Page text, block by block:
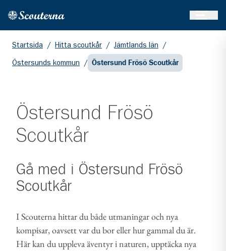
Hem
Startsida / Hitta scoutkår / Jämtlands län /
Östersunds kommun / Östersund Frösö Scoutkår
Östersund Frösö
Scoutkår
Gå med i Östersund Frösö
Scoutkår
I Scouterna hittar du både utmaningar och nya
kompisar, oavsett var du bor eller hur gammal du är.
Här kan du uppleva äventyr i naturen, upptäcka nya